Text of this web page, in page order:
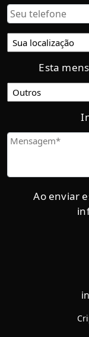
Esta
Ao enviar